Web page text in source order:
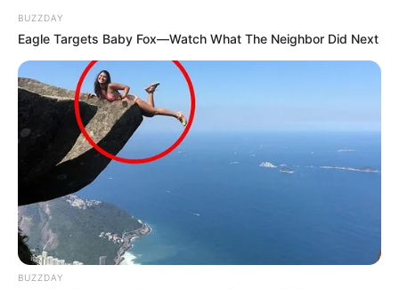
BUZZDAY
Eagle Targets Baby Fox—Watch What The Neighbor Did Next
BUZZDAY